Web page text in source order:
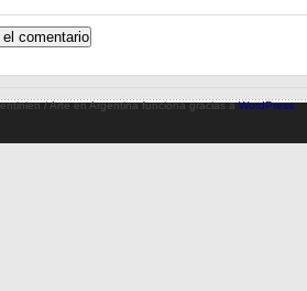
/ Arte en Argentina funciona gracias aWordPress